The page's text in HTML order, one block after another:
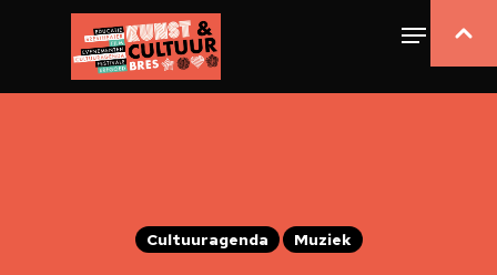
Cultuuragenda Muziek